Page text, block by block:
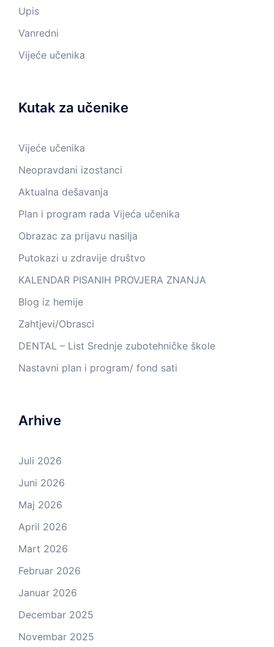
Upis
Vanredni
Vijeće učenika
Kutak za učenike
Vijeće učenika
Neopravdani izostanci
Aktualna dešavanja
Plan i program rada Vijeća učenika
Obrazac za prijavu nasilja
Putokazi u zdravije društvo
KALENDAR PISANIH PROVJERA ZNANJA
Blog iz hemije
Zahtjevi/Obrasci
DENTAL – List Srednje zubotehničke škole
Nastavni plan i program/ fond sati
Arhive
Juli 2026
Juni 2026
Maj 2026
April 2026
Mart 2026
Februar 2026
Januar 2026
Decembar 2025
Novembar 2025